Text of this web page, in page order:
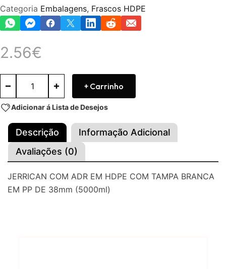
Categoria Embalagens, Frascos HDPE
2.56€
+ Carrinho
Adicionar á Lista de Desejos
Descrição
Informação Adicional
Avaliações (0)
JERRICAN COM ADR EM HDPE COM TAMPA BRANCA
EM PP DE 38mm (5000ml)